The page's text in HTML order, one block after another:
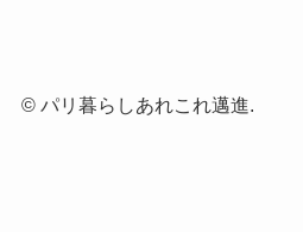
©パリ暮らしあれこれ邁進.